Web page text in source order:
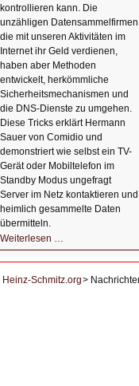
kontrollieren kann. Die
unzähligen
die mit unseren Aktivitäten im
Internet ihr Geld verdienen,
haben aber Methoden
entwickelt, herkömmliche
Sicherheitsmechanismen und
die DNS-Dienste zu umgehen.
Diese Tricks erklärt Hermann
Sauer von Comidio und
demonstriert wie selbst ein TV-
Gerät oder Mobiltelefon im
Standby Modus ungefragt
Server im Netz kontaktieren und
heimlich gesammelte Daten
übermitteln.
Weiterlesen …
DNS
Heinz-Schmitz.org